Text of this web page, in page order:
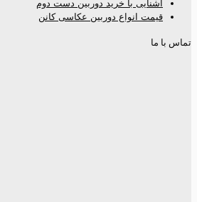
آشنایی با خرید دوربین دست دوم
قیمت انواع دوربین عکاسی کانن
تماس با ما